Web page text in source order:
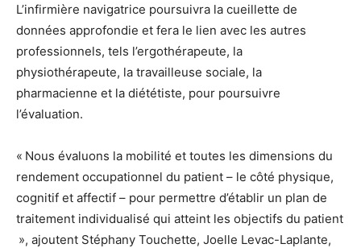
L’infirmière navigatrice poursuivra la cueillette de
données approfondie et fera le lien avec les autres
professionnels, tels l’ergothérapeute, la
physiothérapeute, la travailleuse sociale, la
pharmacienne et la diététiste, pour poursuivre
l’évaluation.
« Nous évaluons la mobilité et toutes les dimensions du
rendement occupationnel du patient – le côté physique,
cognitif et affectif – pour permettre d’établir un plan de
traitement individualisé qui atteint les objectifs du patient
», ajoutent Stéphany Touchette, Joelle Levac-Laplante,